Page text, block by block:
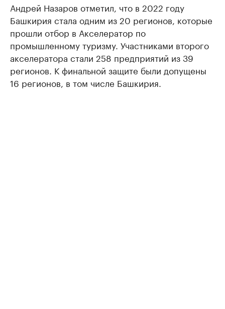
Андрей Назаров отметил, что в 2022 году
Башкирия стала одним из 20 регионов, которые
прошли отбор в Акселератор по
промышленному туризму. Участниками второго
акселератора стали 258 предприятий из 39
регионов. К финальной защите были допущены
16 регионов, в том числе Башкирия.